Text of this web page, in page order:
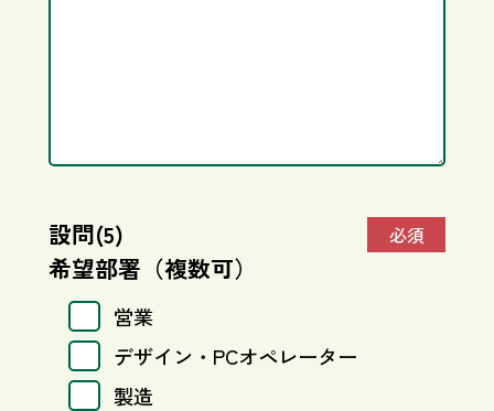
設問(5)
希望部署（複数可）
必須
営業
デザイン・PCオペレーター
製造